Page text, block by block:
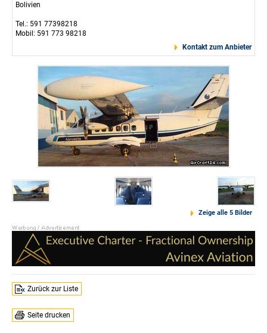
Bolivien
Tel.: 591 77398218
Mobil: 591 773 98218
Kontakt zum Anbieter
Zeige alle 5 Bilder
Zurück zur Liste
Seite drucken